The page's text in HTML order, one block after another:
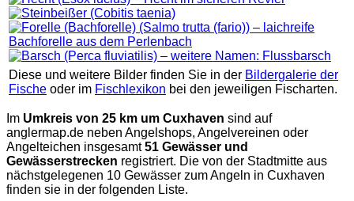
Diese und weitere Bilder finden Sie in der Bildergalerie der
Fische oder im Fischlexikon bei den jeweiligen Fischarten.
Im Umkreis von 25 km um Cuxhaven sind auf
anglermap.de neben Angelshops, Angelvereinen oder
Angelteichen insgesamt51 Gewässer und
Gewässerstrecken registriert. Die von der Stadtmitte aus
nächstgelegenen 10 Gewässer zum Angeln in Cuxhaven
finden sie in der folgenden Liste.